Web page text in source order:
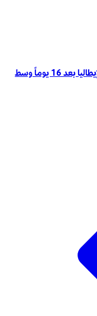
باولو مالديني يستقيل من منصب المدير الفني لإيطاليا بعد 16 يوماً وسط